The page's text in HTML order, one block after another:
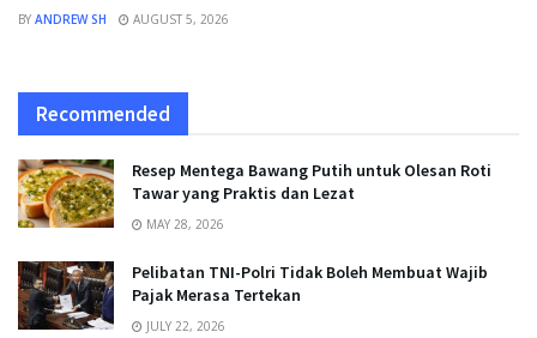
BY ANDREW SH AUGUST 5, 2026
Recommended
Resep Mentega Bawang Putih untuk Olesan Roti
Tawar yang Praktis dan Lezat
MAY 28, 2026
Pelibatan TNI-Polri Tidak Boleh Membuat Wajib
Pajak Merasa Tertekan
JULY 22, 2026